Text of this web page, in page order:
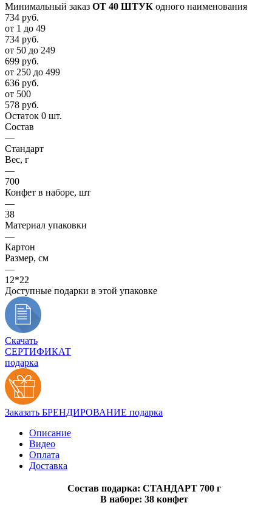
Минимальный заказ ОТ 40 ШТУК одного наименования
734 руб.
от 1 до 49
734 руб.
от 50 до 249
699 руб.
от 250 до 499
636 руб.
от 500
578 руб.
Остаток 0 шт.
Состав
—
Стандарт
Вес, г
—
700
Конфет в наборе, шт
—
38
Материал упаковки
—
Картон
Размер, см
—
12*22
Доступные подарки в этой упаковке
Скачать
СЕРТИФИКАТ
подарка
Заказать БРЕНДИРОВАНИЕ подарка
Описание
Видео
Оплата
Доставка
Состав подарка: СТАНДАРТ 700 г
В наборе: 38 конфет